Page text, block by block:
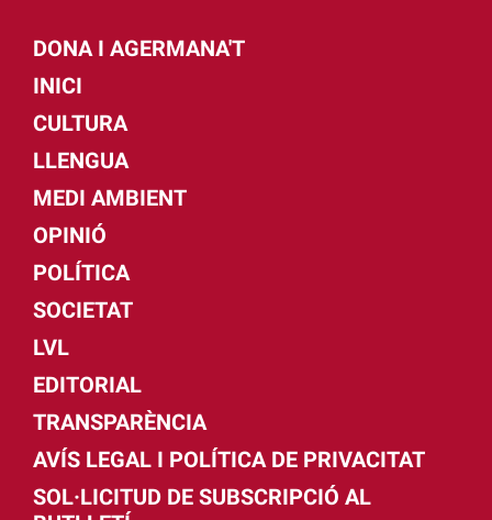
DONA I AGERMANA'T
INICI
CULTURA
LLENGUA
MEDI AMBIENT
OPINIÓ
POLÍTICA
SOCIETAT
LVL
EDITORIAL
TRANSPARÈNCIA
AVÍS LEGAL I POLÍTICA DE PRIVACITAT
SOL·LICITUD DE SUBSCRIPCIÓ AL